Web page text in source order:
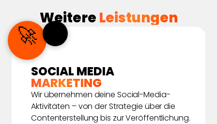
Weitere Leistungen
🚀
SOCIAL MEDIA
MARKETING
Wir übernehmen deine Social-Media-
Aktivitäten – von der Strategie über die
Contenterstellung bis zur Veröffentlichung.